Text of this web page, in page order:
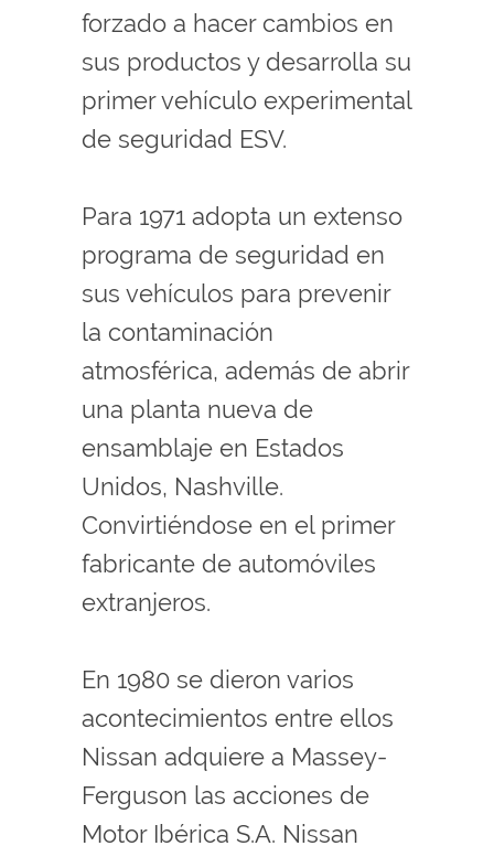
forzado a hacer cambios en
sus productos y desarrolla su
primer vehículo experimental
de seguridad ESV.
Para 1971 adopta un extenso
programa de seguridad en
sus vehículos para prevenir
la contaminación
atmosférica, además de abrir
una planta nueva de
ensamblaje en Estados
Unidos, Nashville.
Convirtiéndose en el primer
fabricante de automóviles
extranjeros.
En 1980 se dieron varios
acontecimientos entre ellos
Nissan adquiere a Massey-
Ferguson las acciones de
Motor Ibérica S.A. Nissan